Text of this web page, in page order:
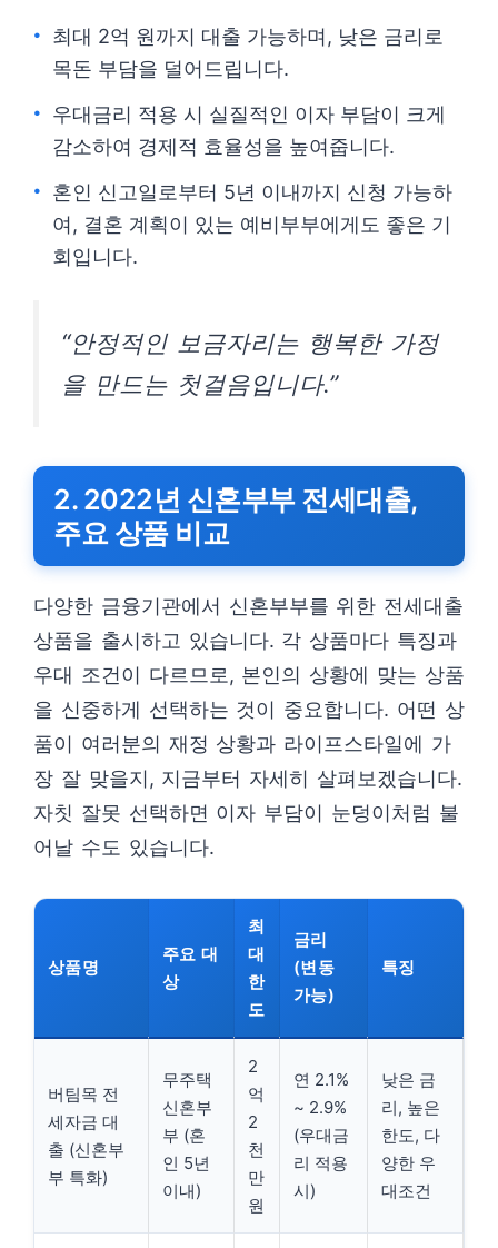
최대 2억 원까지 대출 가능하며, 낮은 금리로
목돈 부담을 덜어드립니다.
우대금리 적용 시 실질적인 이자 부담이 크게
감소하여 경제적 효율성을 높여줍니다.
혼인 신고일로부터 5년 이내까지 신청 가능하
여, 결혼 계획이 있는 예비부부에게도 좋은 기
회입니다.
“안정적인 보금자리는 행복한 가정
을 만드는 첫걸음입니다.”
2. 2022년 신혼부부 전세대출,
주요 상품 비교
다양한 금융기관에서 신혼부부를 위한 전세대출
상품을 출시하고 있습니다. 각 상품마다 특징과
우대 조건이 다르므로, 본인의 상황에 맞는 상품
을 신중하게 선택하는 것이 중요합니다. 어떤 상
품이 여러분의 재정 상황과 라이프스타일에 가
장 잘 맞을지, 지금부터 자세히 살펴보겠습니다.
자칫 잘못 선택하면 이자 부담이 눈덩이처럼 불
어날 수도 있습니다.
상품명
주요 대
상
최
대
한
도
금리
(변동
가능)
특징
버팀목 전
세자금 대
출 (신혼부
부 특화)
무주택
신혼부
부 (혼
인 5년
이내)
2
억
2
천
만
원
연 2.1%
~ 2.9%
(우대금
리 적용
시)
낮은 금
리, 높은
한도, 다
양한 우
대조건